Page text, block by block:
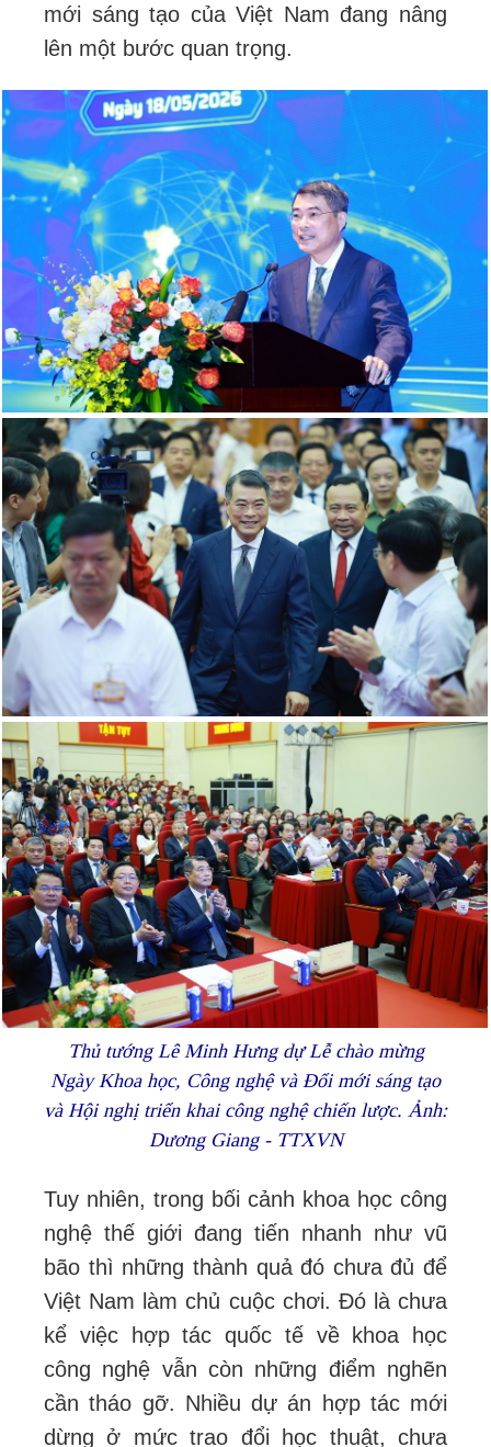
mới sáng tạo của Việt Nam đang nâng
lên một bước quan trọng.
Thủ tướng Lê Minh Hưng dự Lễ chào mừng
Ngày Khoa học, Công nghệ và Đổi mới sáng tạo
và Hội nghị triển khai công nghệ chiến lược. Ảnh:
Dương Giang - TTXVN
Tuy nhiên, trong bối cảnh khoa học công
nghệ thế giới đang tiến nhanh như vũ
bão thì những thành quả đó chưa đủ để
Việt Nam làm chủ cuộc chơi. Đó là chưa
kể việc hợp tác quốc tế về khoa học
công nghệ vẫn còn những điểm nghẽn
cần tháo gỡ. Nhiều dự án hợp tác mới
dừng ở mức trao đổi học thuật, chưa